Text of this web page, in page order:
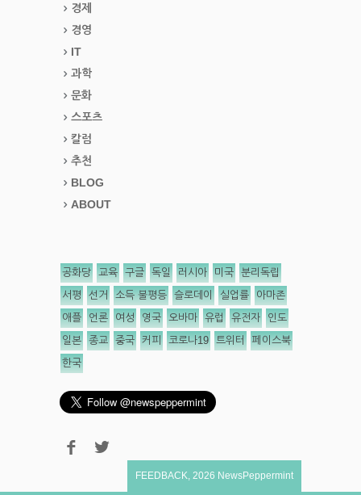
경제
경영
IT
과학
문화
스포츠
칼럼
추천
BLOG
ABOUT
공화당 교육 구글 독일 러시아 미국 분리독립
서평 선거 소득 불평등 슬로데이 실업률 아마존
애플 언론 여성 영국 오바마 유럽 유전자 인도
일본 종교 중국 커피 코로나19 트위터 페이스북
한국
FEEDBACK 2026 NewsPeppermint